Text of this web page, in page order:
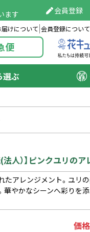
ます 会員登録
届けについて 会員登録について
便
選ぶ
(法人）】ピンクユリの
たアレンジメント。ユリ
華やかなシーンへ彩りを
価格